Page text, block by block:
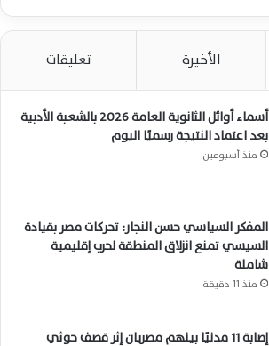
الأخيرة تعليقات
أسماء أوائل الثانوية العامة 2026 بالشعبة الأدبية
بعد اعتماد النتيجة رسميًا اليوم
منذ أسبوعين
المفكر السياسي حسن النجار: تحركات مصر بقيادة
السيسي تمنع انزلاق المنطقة لحرب إقليمية
شاملة
منذ 11 دقيقة
إصابة 11 مدنيًا بينهم مصريان إثر قصف حوثي